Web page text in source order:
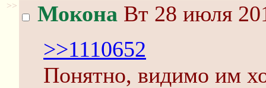
>> Мокона Вт 28 июля
>>1110652
Понятно, видимо им